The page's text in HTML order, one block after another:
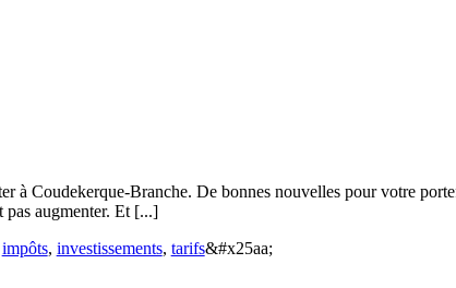
à Coudekerque-Branche. De bonnes nouvelles pour votre
augmenter. Et [...]
impôts, investissements, tarifs&#x25aa;